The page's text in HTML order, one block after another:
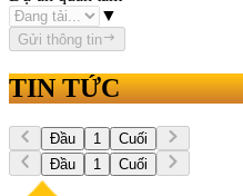
▼
Gửi thông tin
TIN TỨC
Đầu 1
Cuối
Đầu
1 Cuối